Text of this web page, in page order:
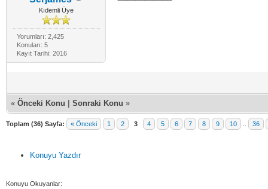
Kıdemli Üye
Yorumları: 2,425
Konuları: 5
Kayıt Tarihi: 2016
« Önceki Konu Sonraki Konu »
Toplam (36) Sayfa: « Önceki 1 2 3 4 5 6 7 8 9 10 36
Konuyu Yazdır
Konuyu Okuyanlar: